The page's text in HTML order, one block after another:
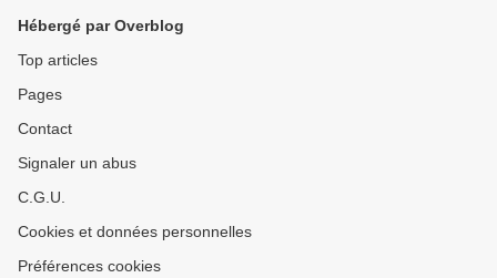
Hébergé par Overblog
Top articles
Pages
Contact
Signaler un abus
C.G.U.
Cookies et données personnelles
Préférences cookies